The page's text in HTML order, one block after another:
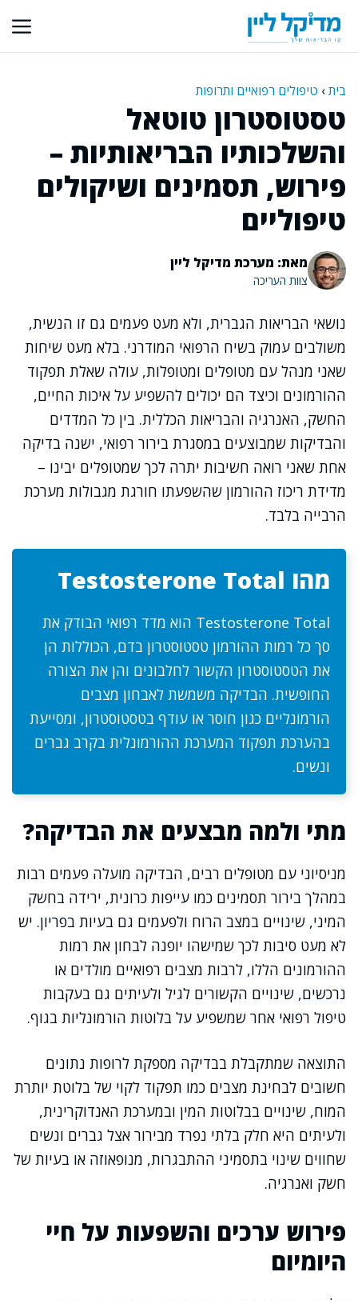
לתוכן
בית› טיפולים רפואיים ותרופות
טסטוסטרון טוטאל
והשלכותיו הבריאותיות –
פירוש, תסמינים ושיקולים
טיפוליים
מאת: מערכת מדיקל ליין
צוות העריכה
נושאי הבריאות הגברית, ולא מעט פעמים גם זו הנשית,
משולבים עמוק בשיח הרפואי המודרני. בלא מעט שיחות
שאני מנהל עם מטופלים ומטופלות, עולה שאלת תפקוד
ההורמונים וכיצד הם יכולים להשפיע על איכות החיים,
החשק, האנרגיה והבריאות הכללית. בין כל המדדים
והבדיקות שמבוצעים במסגרת בירור רפואי, ישנה בדיקה
אחת שאני רואה חשיבות יתרה לכך שמטופלים יבינו –
מדידת ריכוז ההורמון שהשפעתו חורגת מגבולות מערכת
הרבייה בלבד.
מהו Testosterone Total
Testosterone Total הוא מדד רפואי הבודק את
סך כל רמות ההורמון טסטוסטרון בדם, הכוללות הן
את הטסטוסטרון הקשור לחלבונים והן את הצורה
החופשית. הבדיקה משמשת לאבחון מצבים
הורמונליים כגון חוסר או עודף בטסטוסטרון, ומסייעת
בהערכת תפקוד המערכת ההורמונלית בקרב גברים
ונשים.
מתי ולמה מבצעים את הבדיקה?
מניסיוני עם מטופלים רבים, הבדיקה מועלה פעמים רבות
במהלך בירור תסמינים כמו עייפות כרונית, ירידה בחשק
המיני, שינויים במצב הרוח ולפעמים גם בעיות בפריון. יש
לא מעט סיבות לכך שמישהו יופנה לבחון את רמות
ההורמונים הללו, לרבות מצבים רפואיים מולדים או
נרכשים, שינויים הקשורים לגיל ולעיתים גם בעקבות
טיפול רפואי אחר שמשפיע על בלוטות הורמונליות בגוף.
התוצאה שמתקבלת בבדיקה מספקת לרופות נתונים
חשובים לבחינת מצבים כמו תפקוד לקוי של בלוטת יותרת
המוח, שינויים בבלוטות המין ובמערכת האנדוקרינית,
ולעיתים היא חלק בלתי נפרד מבירור אצל גברים ונשים
שחווים שינוי בתסמיני ההתבגרות, מנופאוזה או בעיות של
חשק ואנרגיה.
פירוש ערכים והשפעות על חיי
היומיום